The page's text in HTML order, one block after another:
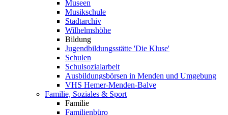
Museen
Musikschule
Stadtarchiv
Wilhelmshöhe
Bildung
Jugendbildungsstätte 'Die Kluse'
Schulen
Schulsozialarbeit
Ausbildungsbörsen in Menden und Umgebung
VHS Hemer-Menden-Balve
Familie, Soziales & Sport
Familie
Familienbüro